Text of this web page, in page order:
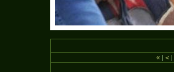
« | < |